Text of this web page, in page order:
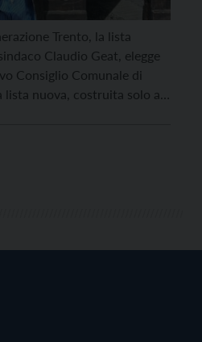
Trento, la lista
Claudio Geat, elegge
Consiglio Comunale di
lista nuova, costruita solo ad